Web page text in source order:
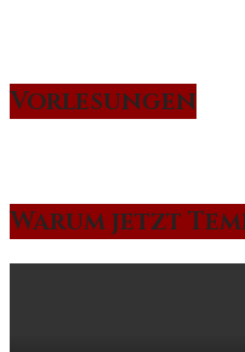
Vorlesungen
Warum jetzt